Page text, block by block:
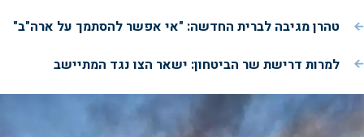
טהרן מגיבה לברית החדשה: "אי אפשר להסתמך על ארה"ב"
למרות דרישת שר הביטחון: ישאר הצו נגד המתיישב